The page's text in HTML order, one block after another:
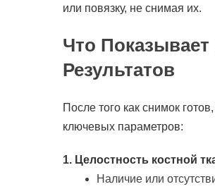
или повязку, не снимая их.
Что
Результатов
После того как снимок
ключевых параметров:
1. Целостность костной
Наличие или